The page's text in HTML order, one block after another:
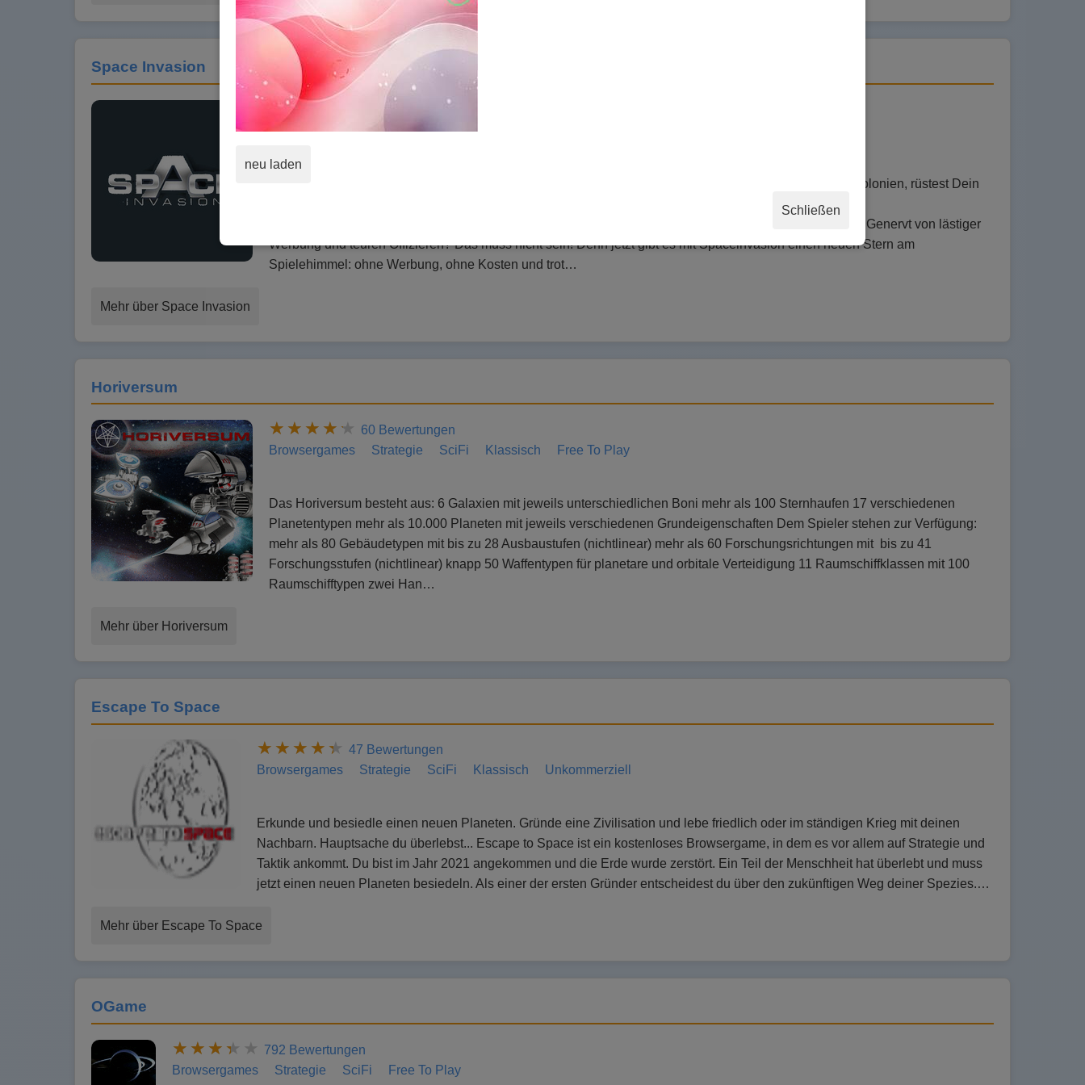
Space Invasion
56 Bewertungen
Browsergames
Strategie SciFi
Als Commander Deiner imperialen Weltraum-Großmacht eroberst Du unerforschte Planeten, gründest Kolonien, rüstest Dein
Flottengeschwader auf Angriff und Verteidigung: die strategische Kriegführung steht im Fokus von
Spaceinvasion!Spaceinvasion ist völlig kostenlos Du kannst alle Features dieses Space-Games nutzen! Genervt von lästiger
Werbung und teuren Offizieren? Das muss nicht sein! Denn jetzt gibt es mit Spaceinvasion einen neuen Stern am
Spielehimmel: ohne Werbung, ohne Kosten und trot…
Mehr über Space Invasion
Horiversum
60 Bewertungen
Browsergames
Strategie SciFi Klassisch Free To Play
Das Horiversum besteht aus: 6 Galaxien mit jeweils unterschiedlichen Boni mehr als 100 Sternhaufen 17 verschiedenen
Planetentypen mehr als 10.000 Planeten mit jeweils verschiedenen Grundeigenschaften Dem Spieler stehen zur Verfügung:
mehr als 80 Gebäudetypen mit bis zu 28 Ausbaustufen (nichtlinear) mehr als 60 Forschungsrichtungen mit bis zu 41
Forschungsstufen (nichtlinear) knapp 50 Waffentypen für planetare und orbitale Verteidigung 11 Raumschiffklassen mit 100
Raumschifftypen zwei Han…
Mehr über Horiversum
Escape To Space
47 Bewertungen
Browsergames
Strategie SciFi Klassisch Unkommerziell
Erkunde und besiedle einen neuen Planeten. Gründe eine Zivilisation und lebe friedlich oder im ständigen Krieg mit deinen
Nachbarn. Hauptsache du überlebst... Escape to Space ist ein kostenloses Browsergame, in dem es vor allem auf Strategie und
Taktik ankommt. Du bist im Jahr 2021 angekommen und die Erde wurde zerstört. Ein Teil der Menschheit hat überlebt und muss
jetzt einen neuen Planeten besiedeln. Als einer der ersten Gründer entscheidest du über den zukünftigen Weg deiner Spezies.…
Mehr über Escape To Space
OGame
792 Bewertungen
Browsergames
Strategie SciFi Free To Play
neu laden
Schließen